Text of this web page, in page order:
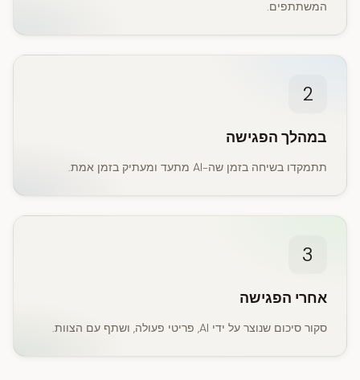
המשתתפים.
2
במהלך הפגישה
תתמקדו בשיחה בזמן שה-AI מתעד ומעתיק בזמן אמת.
3
אחרי הפגישה
סקור סיכום שנוצר על ידי AI, פריטי פעולה, ושתף עם הצוות.